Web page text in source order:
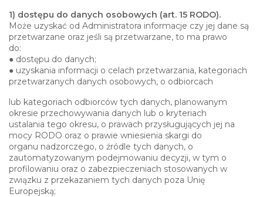
1) dostępu do danych osobowych (art. 15 RODO).
Może uzyskać od Administratora informacje czy jej dane są
przetwarzane oraz jeśli są przetwarzane, to ma prawo
do:
● dostępu do danych;
● uzyskania informacji o celach przetwarzania, kategoriach
przetwarzanych danych osobowych, o odbiorcach
lub kategoriach odbiorców tych danych, planowanym
okresie przechowywania danych lub o kryteriach
ustalania tego okresu, o prawach przysługujących jej na
mocy RODO oraz o prawie wniesienia skargi do
organu nadzorczego, o źródle tych danych, o
zautomatyzowanym podejmowaniu decyzji, w tym o
profilowaniu oraz o zabezpieczeniach stosowanych w
związku z przekazaniem tych danych poza Unię
Europejską;